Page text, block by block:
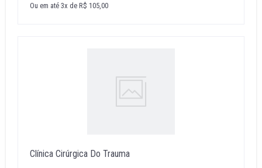
Ou em até 3x de R$ 105,00
Clínica Cirúrgica Do Trauma